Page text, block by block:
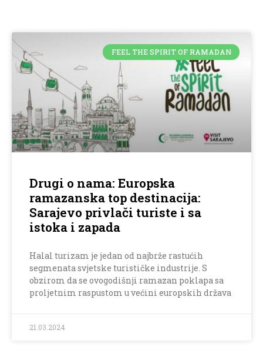
FEEL THE SPIRIT OF RAMADAN
Drugi o nama: Europska
ramazanska top destinacija:
Sarajevo privlači turiste i sa
istoka i zapada
Halal turizam je jedan od najbrže rastućih
segmenata svjetske turističke industrije. S
obzirom da se ovogodišnji ramazan poklapa sa
proljetnim raspustom u većini europskih država
21.03.2024